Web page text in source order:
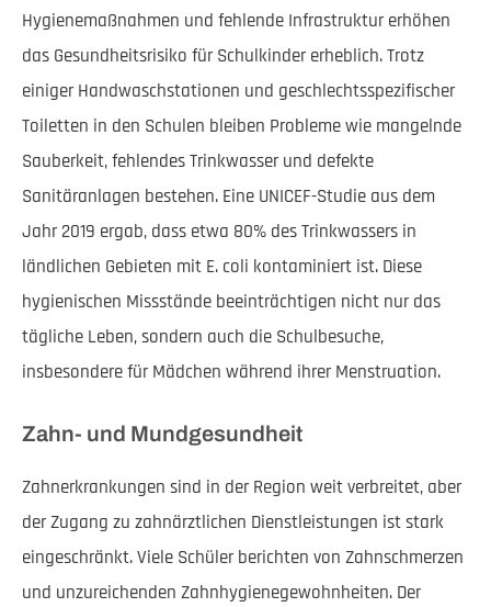
Hygienemaßnahmen und fehlende Infrastruktur erhöhen
das Gesundheitsrisiko für Schulkinder erheblich. Trotz
einiger Handwaschstationen und geschlechtsspezifischer
Toiletten in den Schulen bleiben Probleme wie mangelnde
Sauberkeit, fehlendes Trinkwasser und defekte
Sanitäranlagen bestehen. Eine UNICEF-Studie aus dem
Jahr 2019 ergab, dass etwa 80% des Trinkwassers in
ländlichen Gebieten mit E. coli kontaminiert ist. Diese
hygienischen Missstände beeinträchtigen nicht nur das
tägliche Leben, sondern auch die Schulbesuche,
insbesondere für Mädchen während ihrer Menstruation.
Zahn- und Mundgesundheit
Zahnerkrankungen sind in der Region weit verbreitet, aber
der Zugang zu zahnärztlichen Dienstleistungen ist stark
eingeschränkt. Viele Schüler berichten von Zahnschmerzen
und unzureichenden Zahnhygienegewohnheiten. Der